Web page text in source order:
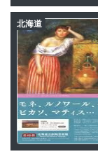
北海道